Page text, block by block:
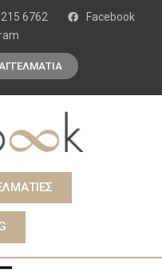
6762
Facebook